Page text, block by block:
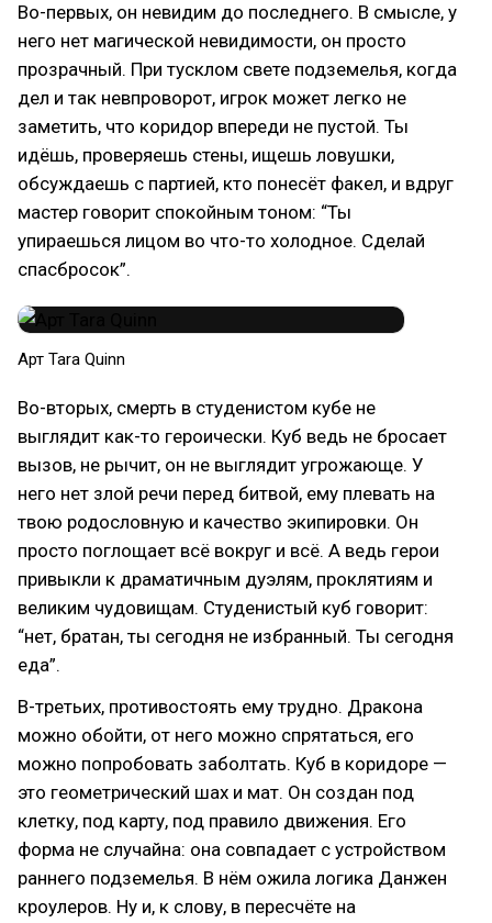
Во-первых, он невидим до последнего. В смысле, у
него нет магической невидимости, он просто
прозрачный. При тусклом свете подземелья, когда
дел и так невпроворот, игрок может легко не
заметить, что коридор впереди не пустой. Ты
идёшь, проверяешь стены, ищешь ловушки,
обсуждаешь с партией, кто понесёт факел, и вдруг
мастер говорит спокойным тоном: “Ты
упираешься лицом во что-то холодное. Сделай
спасбросок”.
Арт Tara Quinn
Во-вторых, смерть в студенистом кубе не
выглядит как-то героически. Куб ведь не бросает
вызов, не рычит, он не выглядит угрожающе. У
него нет злой речи перед битвой, ему плевать на
твою родословную и качество экипировки. Он
просто поглощает всё вокруг и всё. А ведь герои
привыкли к драматичным дуэлям, проклятиям и
великим чудовищам. Студенистый куб говорит:
“нет, братан, ты сегодня не избранный. Ты сегодня
еда”.
В-третьих, противостоять ему трудно. Дракона
можно обойти, от него можно спрятаться, его
можно попробовать заболтать. Куб в коридоре —
это геометрический шах и мат. Он создан под
клетку, под карту, под правило движения. Его
форма не случайна: она совпадает с устройством
раннего подземелья. В нём ожила логика Данжен
кроулеров. Ну и, к слову, в пересчёте на